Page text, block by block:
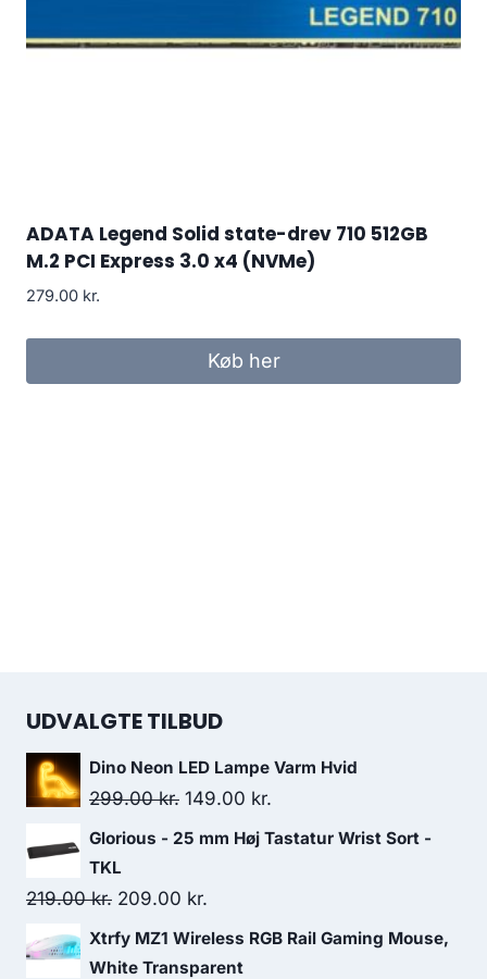
ADATA Legend Solid state-drev 710 512GB
M.2 PCI Express 3.0 x4 (NVMe)
279.00 kr.
Køb her
UDVALGTE TILBUD
Dino Neon LED Lampe Varm Hvid
299.00kr. Original
price
299.00 kr..
149.00 kr.
price
Glorious - 25 mm Høj Tastatur Wrist Sort -
TKL
219.00kr. Original
price
was:
209.00 kr.
price
is:
Xtrfy MZ1 Wireless RGB Rail Gaming Mouse,
White Transparent